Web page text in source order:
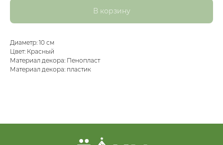
В корзину
Диаметр: 10 см
Цвет: Красный
Материал декора: Пенопласт
Материал декора: пластик